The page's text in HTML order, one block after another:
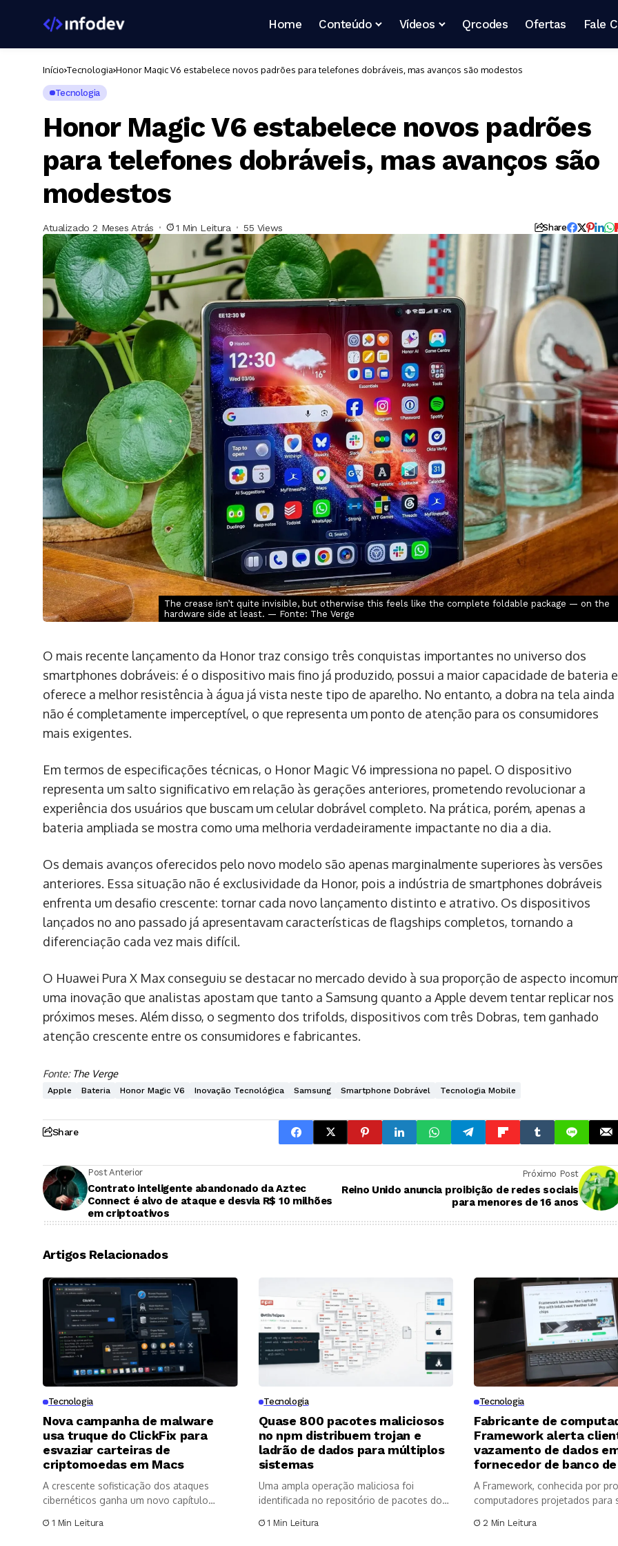
Home Conteúdo Vídeos Qrcodes Ofertas Fale
Início Tecnologia Honor Magic V6 estabelece novos padrões para telefones dobráveis, mas avanços são modestos
Tecnologia
Honor Magic V6 estabelece novos padrões
para telefones dobráveis, mas avanços são
modestos
Atualizado 2 Meses Atrás 1 Min Leitura 55 Views Share
The crease isn’t quite invisible, but otherwise this feels like the complete foldable package — on the
hardware side at least. — Fonte: The Verge
O mais recente lançamento da Honor traz consigo três conquistas importantes no universo dos
smartphones dobráveis: é o dispositivo mais fino já produzido, possui a maior capacidade de bateria e
oferece a melhor resistência à água já vista neste tipo de aparelho. No entanto, a dobra na tela ainda
não é completamente imperceptível, o que representa um ponto de atenção para os consumidores
mais exigentes.
Em termos de especificações técnicas, o Honor Magic V6 impressiona no papel. O dispositivo
representa um salto significativo em relação às gerações anteriores, prometendo revolucionar a
experiência dos usuários que buscam um celular dobrável completo. Na prática, porém, apenas a
bateria ampliada se mostra como uma melhoria verdadeiramente impactante no dia a dia.
Os demais avanços oferecidos pelo novo modelo são apenas marginalmente superiores às versões
anteriores. Essa situação não é exclusividade da Honor, pois a indústria de smartphones dobráveis
enfrenta um desafio crescente: tornar cada novo lançamento distinto e atrativo. Os dispositivos
lançados no ano passado já apresentavam características de flagships completos, tornando a
diferenciação cada vez mais difícil.
O Huawei Pura X Max conseguiu se destacar no mercado devido à sua proporção de aspecto
uma inovação que analistas apostam que tanto a Samsung quanto a Apple devem tentar replicar nos
próximos meses. Além disso, o segmento dos trifolds, dispositivos com três Dobras, tem ganhado
atenção crescente entre os consumidores e fabricantes.
Fonte: The Verge
Apple Bateria Honor Magic V6 Inovação Tecnológica Samsung Smartphone Dobrável Tecnologia Mobile
Share
Post Anterior
Contrato inteligente abandonado da Aztec
Connect é alvo de ataque e desvia R$ 10 milhões
em criptoativos
Próximo Post
Reino Unido anuncia proibição de redes sociais
para menores de 16 anos
Artigos Relacionados
Tecnologia
Nova campanha de malware
usa truque do ClickFix para
esvaziar carteiras de
criptomoedas em Macs
A crescente sofisticação dos ataques
cibernéticos ganha um novo capítulo
1 Min Leitura
Tecnologia
Quase 800 pacotes maliciosos
no npm distribuem trojan e
ladrão de dados para múltiplos
sistemas
Uma ampla operação maliciosa foi
identificada no repositório de pacotes do
1 Min Leitura
Tecnologia
Fabricante de
Framework alerta
vazamento de dados
fornecedor de banco
A Framework, conhecida por
computadores projetados para
2 Min Leitura